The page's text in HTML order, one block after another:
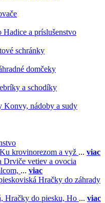
Hadice a príslušenstvo
schránky
domčeky
a schodíky
Konvy, nádoby a sudy
Ku krovinorezom a vyž ... viac
Drviče vetiev a ovocia
... viac
Hračky do záhrady
Hračky do piesku, Ho ... viac